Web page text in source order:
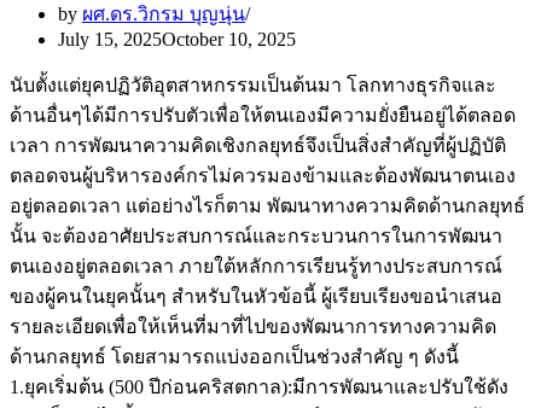
by ผศ.ดร.วิกรม บุญนุ่น
July 15, 2025October 10, 2025
นับตั้งแต่ยุคปฏิวัติอุตสาหกรรมเป็นต้นมา โลกทางธุรกิจและ
ด้านอื่นๆได้มีการปรับตัวเพื่อให้ตนเองมีความยั่งยืนอยู่ได้ตลอด
เวลา การพัฒนาความคิดเชิงกลยุทธ์จึงเป็นสิ่งสำคัญที่ผู้ปฏิบัติ
ตลอดจนผู้บริหารองค์กรไม่ควรมองข้ามและต้องพัฒนาตนเอง
อยู่ตลอดเวลา แต่อย่างไรก็ตาม พัฒนาทางความคิดด้านกลยุทธ์
นั้น จะต้องอาศัยประสบการณ์และกระบวนการในการพัฒนา
ตนเองอยู่ตลอดเวลา ภายใต้หลักการเรียนรู้ทางประสบการณ์
ของผู้คนในยุคนั้นๆ สำหรับในหัวข้อนี้ ผู้เรียบเรียงขอนำเสนอ
รายละเอียดเพื่อให้เห็นที่มาที่ไปของพัฒนาการทางความคิด
ด้านกลยุทธ์ โดยสามารถแบ่งออกเป็นช่วงสำคัญ ๆ ดังนี้
1.ยุคเริ่มต้น (500 ปีก่อนคริสตกาล):มีการพัฒนาและปรับใช้ดัง